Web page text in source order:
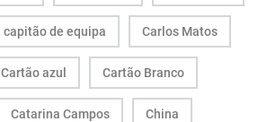
capitão de equipa Carlos Matos
Cartão azul Cartão Branco
Catarina Campos China